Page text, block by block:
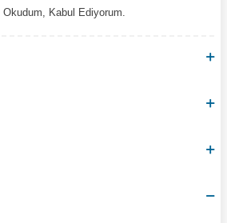
, Okudum, Kabul Ediyorum.